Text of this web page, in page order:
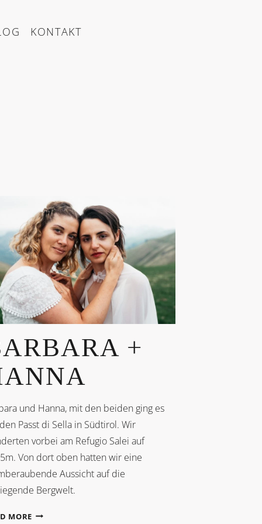
KONTAKT
+
und Hanna, mit den beiden ging es
Passt di Sella in Südtirol. Wir
vorbei am Refugio Salei auf
Von dort oben hatten wir eine
Aussicht auf die
Bergwelt.
MOREBARBARA